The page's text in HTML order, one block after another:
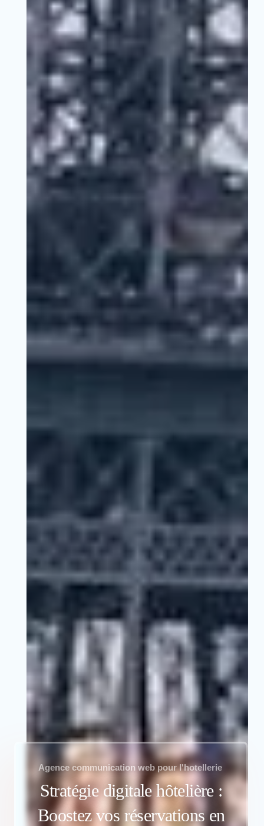
Agence communication web pour l'hotellerie
Stratégie digitale hôtelière :
Boostez vos réservations en